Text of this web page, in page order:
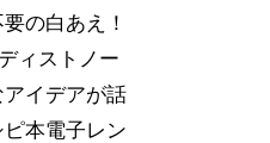
の白あえ！
ィストノー
アイデアが話
本電子レン